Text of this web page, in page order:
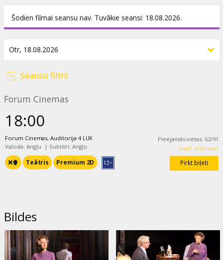
Izplatītājs: Piece of Magic Entertainment
Režisors: Stephen Daldry,Robin Lough
Saites: IMDB,ntlive.com
Šodien filmai seansu nav. Tuvākie seansi: 18.08.2026.
Seansu filtrs
Forum Cinemas
18:00
Forum Cinemas, Auditorija 4 LUX
Valoda: Angļu | Subtitri: Angļu
❌🍿 Teātris Premium 2D
Pieejamās vietas: 62/91
Skatīt sēdvietas
Pirkt biļeti
Bildes